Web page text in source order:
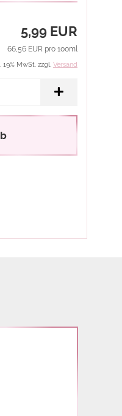
5,99 EUR
66,56 EUR pro 100ml
19% MwSt. zzgl. Versand